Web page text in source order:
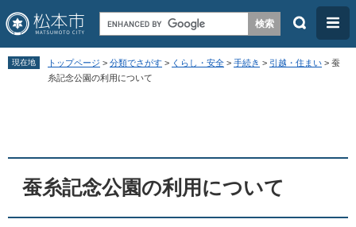
ペ
す
メ
し
検
メ
ニ
ュ
現在地 トップページ > 分類でさがす > くらし・安全 > 手続き > 引越・住まい > 蚕
糸記念公園の利用について
蚕糸記念公園の利用について